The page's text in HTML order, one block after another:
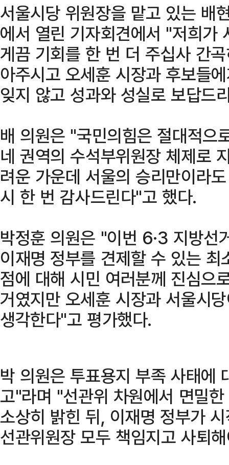
서울시당 위원장을 맡고 있는 배
에서 열린 기자회견에서 "저희가
게끔 기회를 한 번 더 주십사 간
아주시고 오세훈 시장과 후보들
잊지 않고 성과와 성실로 보답드
배 의원은 "국민의힘은 절대적으
네 권역의 수석부위원장 체제로
려운 가운데 서울의 승리만이라
시 한 번 감사드린다"고 했다.
박정훈 의원은 "이번 6·3 지방선
이재명 정부를 견제할 수 있는
점에 대해 시민 여러분께 진심으
거였지만 오세훈 시장과 서울시
생각한다"고 평가했다.
박 의원은 투표용지 부족 사태에
고"라며 "선관위 차원에서 면밀
소상히 밝힌 뒤, 이재명 정부가
선관위원장 모두 책임지고 사퇴